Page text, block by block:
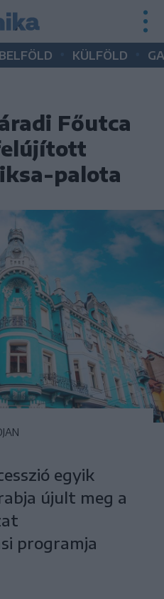
BELFÖLD KÜLFÖLD
Főutca
palota
egyik
újult meg a
programja